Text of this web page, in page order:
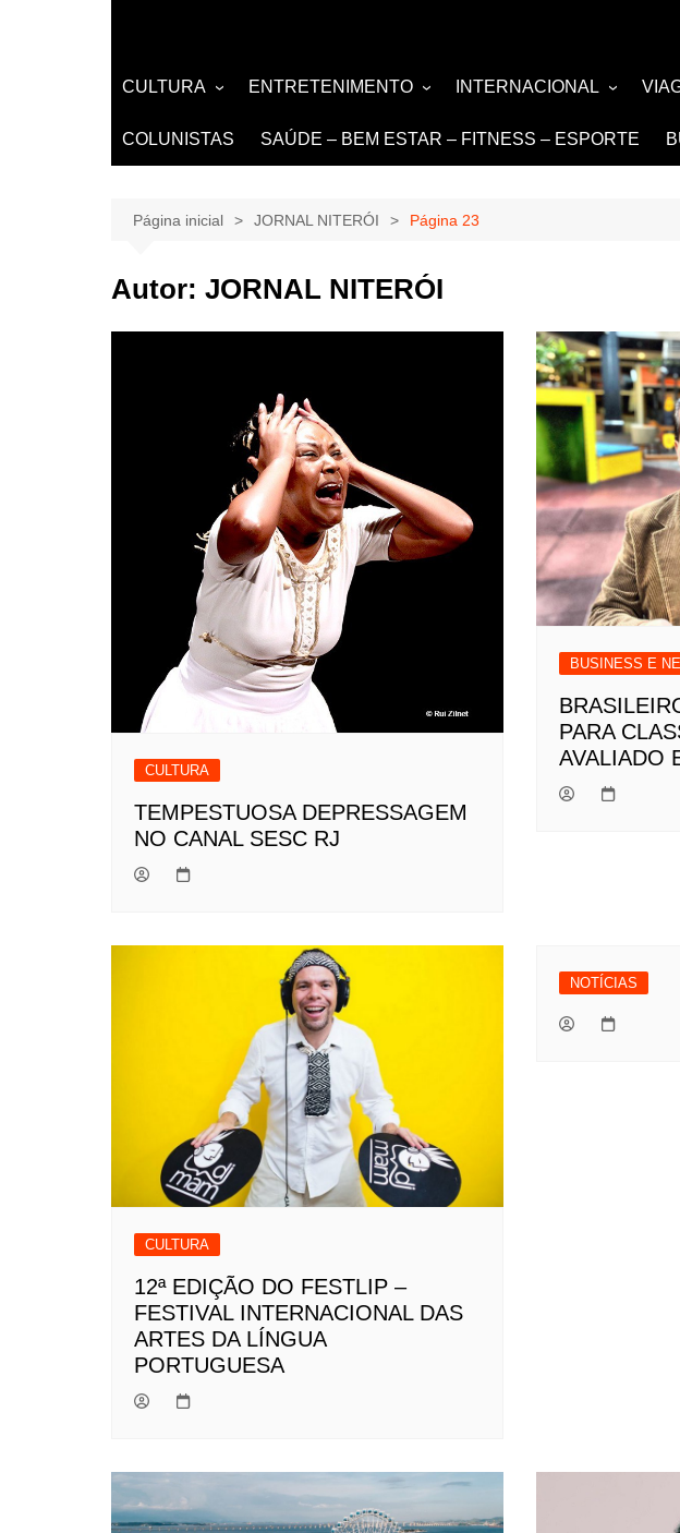
CULTURA
LITERATURA
LIVROS
INTERNET
ENTRETENIMENTO
MÚSICA
EVENTOS E SHOWS
INTERNACIONAL
NOTÍCIA
DESIGN e ARQUITETURA
COLUNISTAS SAÚDE – BEM ESTAR – FITNESS – ESPORTE
Página inicial JORNAL NITERÓI Página 23
Autor: JORNAL NITERÓI
CULTURA
TEMPESTUOSA DEPRESSAGEM
NO CANAL SESC RJ
BUSINESS E
PARA
AVALIADO
CULTURA
12ª EDIÇÃO DO FESTLIP –
FESTIVAL INTERNACIONAL DAS
ARTES DA LÍNGUA
PORTUGUESA
NOTÍCIAS